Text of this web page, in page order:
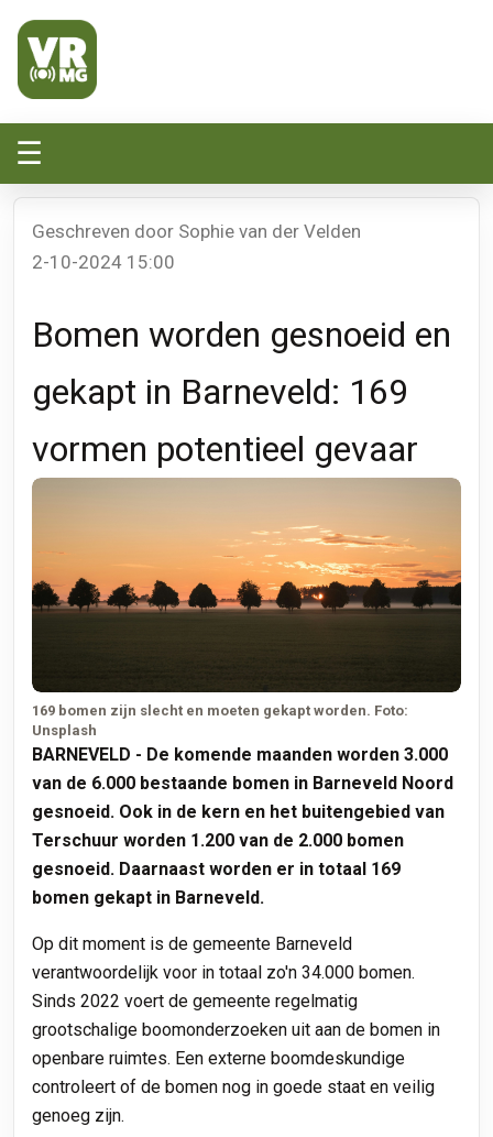
☰
Geschreven door Sophie van der Velden
2-10-2024 15:00
Bomen worden gesnoeid en
gekapt in Barneveld: 169
vormen potentieel gevaar
169 bomen zijn slecht en moeten gekapt worden. Foto:
Unsplash
BARNEVELD - De komende maanden worden 3.000
van de 6.000 bestaande bomen in Barneveld Noord
gesnoeid. Ook in de kern en het buitengebied van
Terschuur worden 1.200 van de 2.000 bomen
gesnoeid. Daarnaast worden er in totaal 169
bomen gekapt in Barneveld.
Op dit moment is de gemeente Barneveld
verantwoordelijk voor in totaal zo'n 34.000 bomen.
Sinds 2022 voert de gemeente regelmatig
grootschalige boomonderzoeken uit aan de bomen in
openbare ruimtes. Een externe boomdeskundige
controleert of de bomen nog in goede staat en veilig
genoeg zijn.